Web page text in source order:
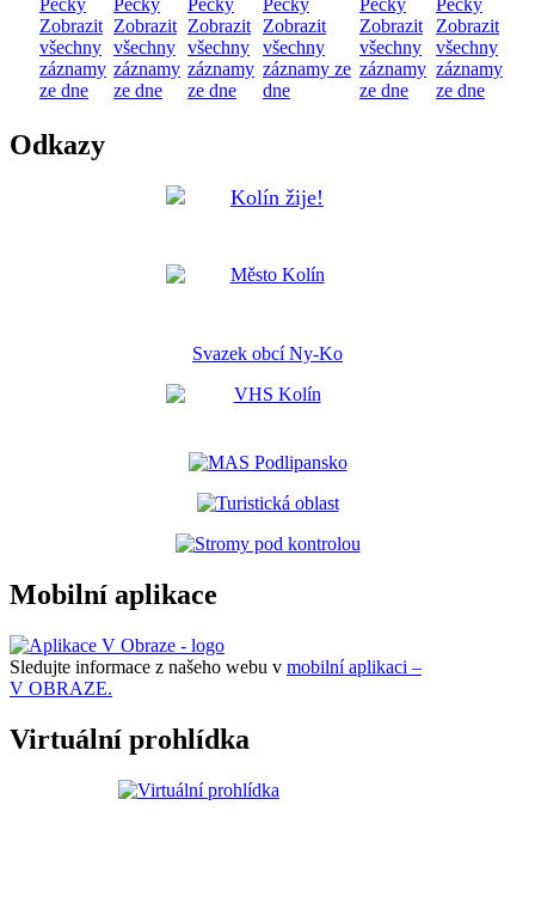
Pečky
Zobrazit
všechny
záznamy
ze dne
Pečky
Zobrazit
všechny
záznamy
ze dne
Pečky
Zobrazit
všechny
záznamy
ze dne
Pečky
Zobrazit
všechny
záznamy ze
dne
Pečky
Zobrazit
všechny
záznamy
ze dne
Pečky
Zobrazit
všechny
záznamy
ze dne
Odkazy
Svazek obcí Ny-Ko
Mobilní aplikace
Sledujte informace z našeho webu v mobilní aplikaci –
V OBRAZE.
Virtuální prohlídka